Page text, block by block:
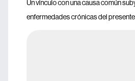
Un vínculo con una causa común
enfermedades crónicas del presente